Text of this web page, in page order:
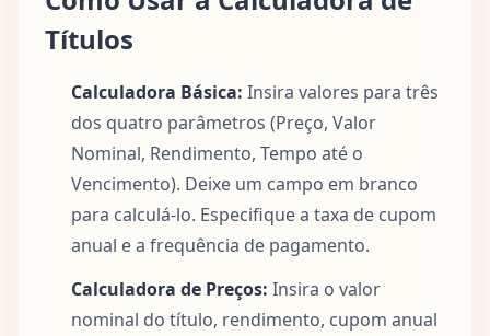
Títulos
Calculadora Básica: Insira valores para três
dos quatro parâmetros (Preço, Valor
Nominal, Rendimento, Tempo até o
Vencimento). Deixe um campo em branco
para calculá-lo. Especifique a taxa de cupom
anual e a frequência de pagamento.
Calculadora de Preços: Insira o valor
nominal do título, rendimento, cupom anual